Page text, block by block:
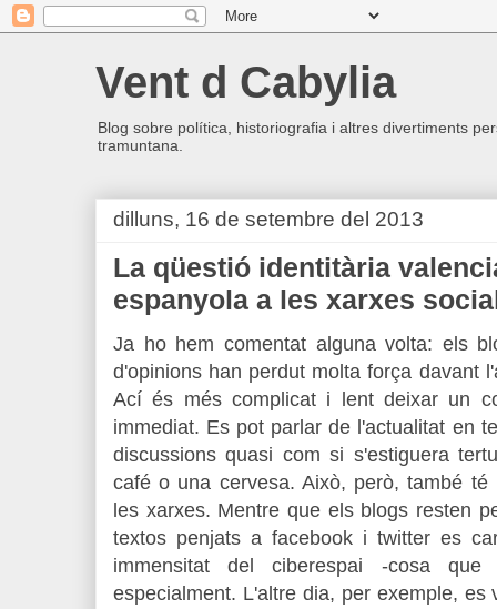
Vent d Cabylia
Blog sobre política, historiografia i altres divertiments
tramuntana.
dilluns, 16 de setembre del 2013
La qüestió identitària
espanyola a les xarxes
Ja ho hem comentat alguna volta: els
d'opinions han perdut molta força davant
Ací és més complicat i lent deixar un
immediat. Es pot parlar de l'actualitat en
discussions quasi com si s'estiguera
café o una cervesa. Això, però, també
les xarxes. Mentre que els blogs resten
textos penjats a facebook i twitter es
immensitat del ciberespai -cosa
especialment. L'altre dia, per exemple,